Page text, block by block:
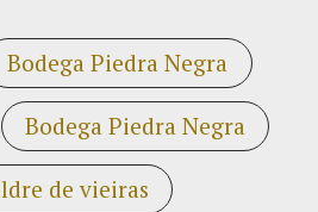
Bodega Piedra Negra
Bodega Piedra Negra
de vieiras